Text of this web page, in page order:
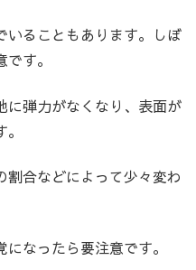
いることもあります。しぼ
す。
に弾力がなくなり、表面が
合などによって少々変わ
なったら要注意です。